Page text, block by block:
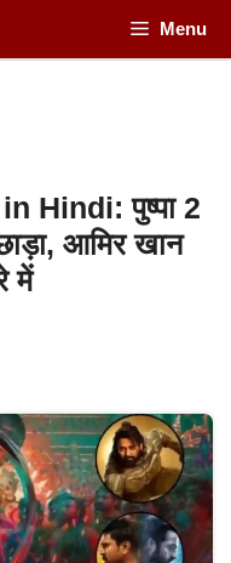
Menu
Hindi: पुष्पा 2
आमिर खान
में